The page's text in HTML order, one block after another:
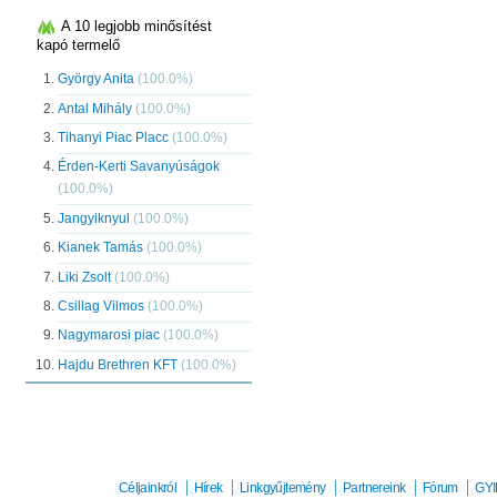
A 10 legjobb minősítést
kapó termelő
György Anita (100.0%)
Antal Mihály (100.0%)
Tihanyi Piac Placc (100.0%)
Érden-Kerti Savanyúságok
(100.0%)
Jangyiknyul (100.0%)
Kianek Tamás (100.0%)
Liki Zsolt (100.0%)
Csillag Vilmos (100.0%)
Nagymarosi piac (100.0%)
Hajdu Brethren KFT (100.0%)
Céljainkról Hírek Linkgyűjtemény Partnereink Fórum